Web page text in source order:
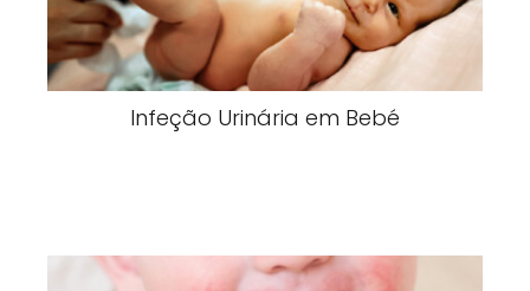
Infeção Urinária em Bebé